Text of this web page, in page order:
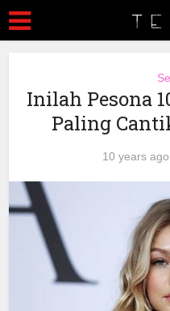
Inilah Pesona
Paling
10 years ago